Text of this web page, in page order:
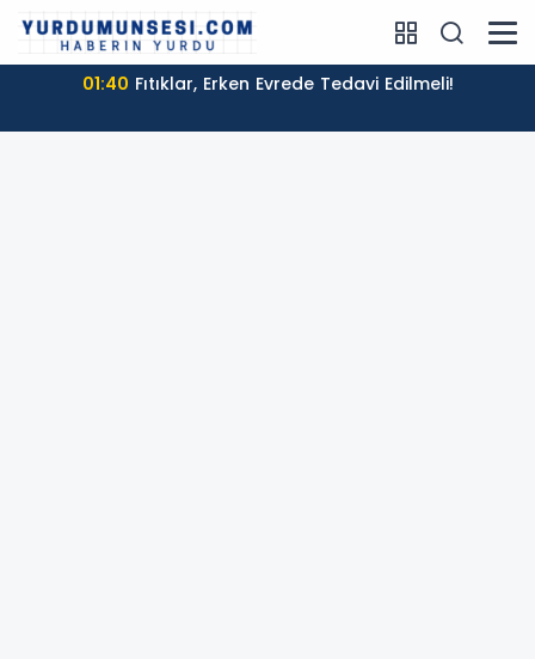
01:40 Fıtıklar, Erken Evrede Tedavi Edilmeli!